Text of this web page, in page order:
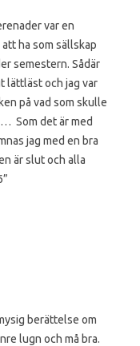
var en
ha som sällskap
semestern. Sådär
lättläst och jag var
på vad som skulle
Som det är med
jag med en bra
är slut och alla
berättelse om
lugn och må bra.